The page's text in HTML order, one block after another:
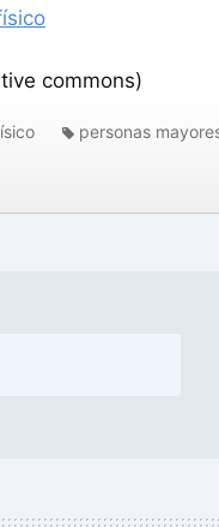
commons)
personas